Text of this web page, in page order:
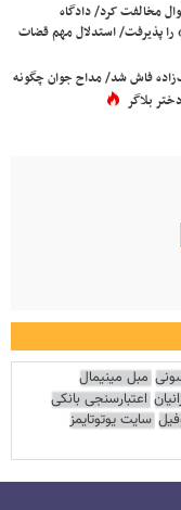
مخالفت کرد/ دادگاه
را پذیرفت/ استدلال مهم قضات
فاش شد/ مداح جوان چگونه
بلاگر
مبل مینیمال
اعتبارسنجی بانکی
سایت یوتوتایمز